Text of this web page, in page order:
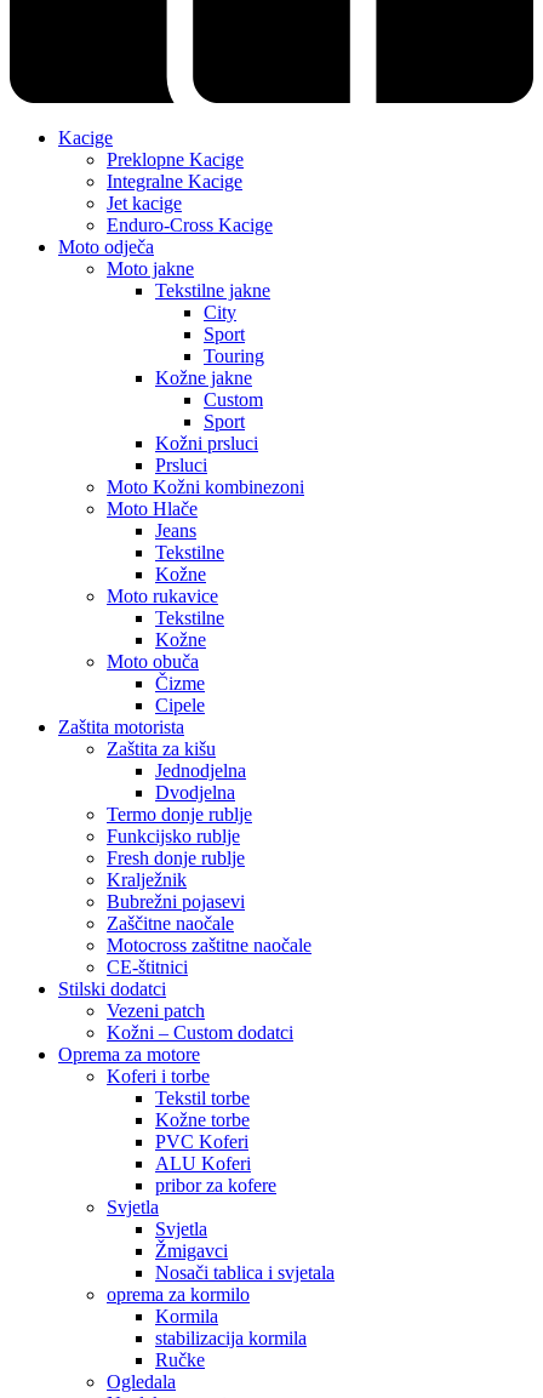
Kacige
Preklopne Kacige
Integralne Kacige
Jet kacige
Enduro-Cross Kacige
Moto odječa
Moto jakne
Tekstilne jakne
City
Sport
Touring
Kožne jakne
Custom
Sport
Kožni prsluci
Prsluci
Moto Kožni kombinezoni
Moto Hlače
Jeans
Tekstilne
Kožne
Moto rukavice
Tekstilne
Kožne
Moto obuča
Čizme
Cipele
Zaštita motorista
Zaštita za kišu
Jednodjelna
Dvodjelna
Termo donje rublje
Funkcijsko rublje
Fresh donje rublje
Kralježnik
Bubrežni pojasevi
Zaščitne naočale
Motocross zaštitne naočale
CE-štitnici
Stilski dodatci
Vezeni patch
Kožni – Custom dodatci
Oprema za motore
Koferi i torbe
Tekstil torbe
Kožne torbe
PVC Koferi
ALU Koferi
pribor za kofere
Svjetla
Svjetla
Žmigavci
Nosači tablica i svjetala
oprema za kormilo
Kormila
stabilizacija kormila
Ručke
Ogledala